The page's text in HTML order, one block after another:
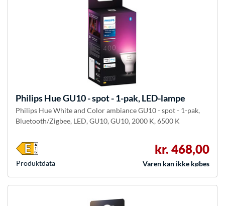
Philips HueGU10 - spot - 1-pak, LED-lampe
Philips Hue White and Color ambiance GU10 - spot - 1-pak,
Bluetooth/Zigbee, LED, GU10, GU10, 2000 K, 6500 K
kr. 468,00
Varen kan ikke købes
Produkt­data